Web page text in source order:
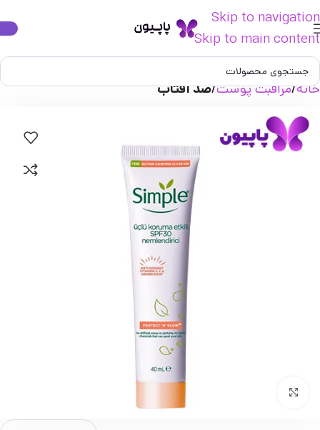
Skip to navigation
Skip to main content
خانه مراقبت پوست ضد آفتاب